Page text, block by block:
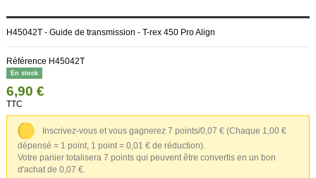
H45042T - Guide de transmission - T-rex 450 Pro Align
Référence H45042T
En stock
6,90 €
TTC
Inscrivez-vous et vous gagnerez 7 points/0,07 € (Chaque 1,00 €
dépensé = 1 point, 1 point = 0,01 € de réduction).
Votre panier totalisera 7 points qui peuvent être convertis en un bon
d'achat de 0,07 €.